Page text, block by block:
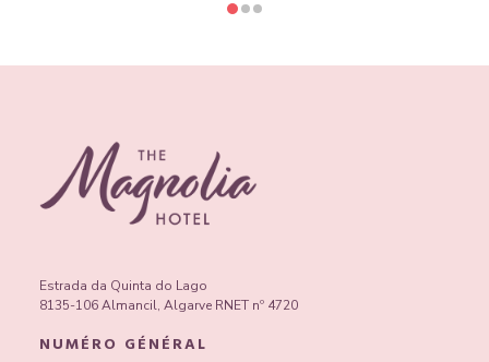
Estrada da Quinta do Lago
8135-106 Almancil, Algarve RNET nº 4720
NUMÉRO GÉNÉRAL